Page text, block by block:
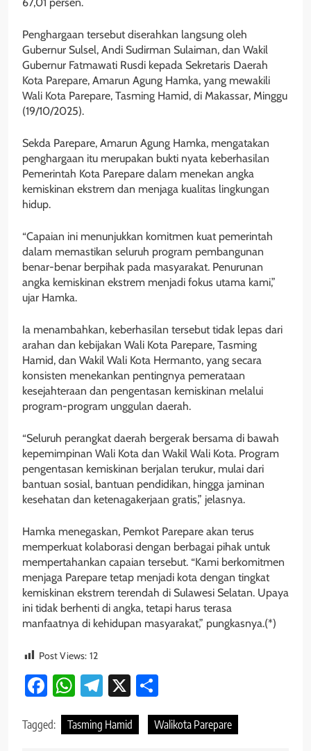
Penghargaan tersebut diserahkan langsung oleh
Gubernur Sulsel, Andi Sudirman Sulaiman, dan Wakil
Gubernur Fatmawati Rusdi kepada Sekretaris Daerah
Kota Parepare, Amarun Agung Hamka, yang mewakili
Wali Kota Parepare, Tasming Hamid, di Makassar, Minggu
(19/10/2025).
Sekda Parepare, Amarun Agung Hamka, mengatakan
penghargaan itu merupakan bukti nyata keberhasilan
Pemerintah Kota Parepare dalam menekan angka
kemiskinan ekstrem dan menjaga kualitas lingkungan
hidup.
“Capaian ini menunjukkan komitmen kuat pemerintah
dalam memastikan seluruh program pembangunan
benar-benar berpihak pada masyarakat. Penurunan
angka kemiskinan ekstrem menjadi fokus utama kami,”
ujar Hamka.
Ia menambahkan, keberhasilan tersebut tidak lepas dari
arahan dan kebijakan Wali Kota Parepare, Tasming
Hamid, dan Wakil Wali Kota Hermanto, yang secara
konsisten menekankan pentingnya pemerataan
kesejahteraan dan pengentasan kemiskinan melalui
program-program unggulan daerah.
“Seluruh perangkat daerah bergerak bersama di bawah
kepemimpinan Wali Kota dan Wakil Wali Kota. Program
pengentasan kemiskinan berjalan terukur, mulai dari
bantuan sosial, bantuan pendidikan, hingga jaminan
kesehatan dan ketenagakerjaan gratis,” jelasnya.
Hamka menegaskan, Pemkot Parepare akan terus
memperkuat kolaborasi dengan berbagai pihak untuk
mempertahankan capaian tersebut. “Kami berkomitmen
menjaga Parepare tetap menjadi kota dengan tingkat
kemiskinan ekstrem terendah di Sulawesi Selatan. Upaya
ini tidak berhenti di angka, tetapi harus terasa
manfaatnya di kehidupan masyarakat,” pungkasnya.(*)
Post Views: 12
Facebook
WhatsApp
Telegram
X
Tagged: Tasming Hamid Walikota Parepare